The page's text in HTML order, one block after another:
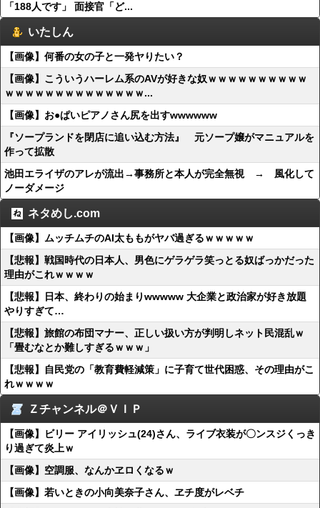
「188人です」 面接官「ど...
いたしん
【画像】何番の女の子と一発ヤりたい？
【画像】こういうハーレム系のAVが好きな奴ｗｗｗｗｗｗｗｗｗｗ
ｗｗｗｗｗｗｗｗｗｗｗｗｗｗ...
【画像】お●ぱいピアノさん尻を出すwwwwww
『ソープランドを閉店に追い込む方法』 元ソープ嬢がマニュアルを
作って拡散
池田エライザのアレが流出→事務所と本人が完全無視 → 風化して
ノーダメージ
ネタめし.com
【画像】ムッチムチのAI太ももがヤバ過ぎるｗｗｗｗｗ
【悲報】戦国時代の日本人、男色にゲラゲラ笑っとる奴ばっかだった
理由がこれｗｗｗｗ
【悲報】日本、終わりの始まりwwwww 大企業と政治家が好き放題
やりすぎて…
【悲報】旅館の布団マナー、正しい扱い方が判明しネット民混乱ｗ
「畳むなとか難しすぎるｗｗｗ」
【悲報】自民党の「教育費軽減策」に子育て世代困惑、その理由がこ
れｗｗｗｗ
Ｚチャンネル＠ＶＩＰ
【画像】ビリー アイリッシュ(24)さん、ライブ衣装が〇ンスジくっき
り過ぎて炎上ｗ
【画像】空調服、なんかヱロくなるｗ
【画像】若いときの小向美奈子さん、ヱチ度がレベチ